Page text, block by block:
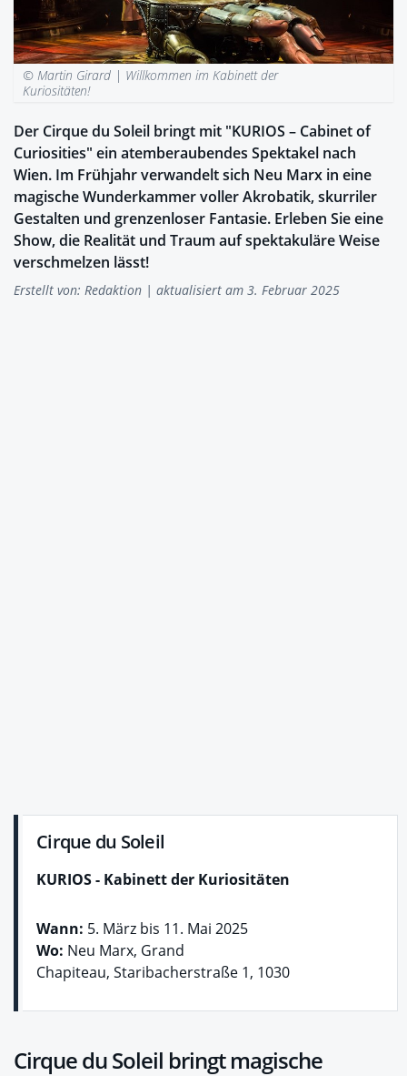
© Martin Girard | Willkommen im Kabinett der
Kuriositäten!
Der Cirque du Soleil bringt mit "KURIOS – Cabinet of
Curiosities" ein atemberaubendes Spektakel nach
Wien. Im Frühjahr verwandelt sich Neu Marx in eine
magische Wunderkammer voller Akrobatik, skurriler
Gestalten und grenzenloser Fantasie. Erleben Sie eine
Show, die Realität und Traum auf spektakuläre Weise
verschmelzen lässt!
Erstellt von: Redaktion | aktualisiert am 3. Februar 2025
Cirque du Soleil
KURIOS - Kabinett der Kuriositäten
Wann: 5. März bis 11. Mai 2025
Wo: Neu Marx, Grand
Chapiteau, Staribacherstraße 1, 1030
Cirque du Soleil bringt magische